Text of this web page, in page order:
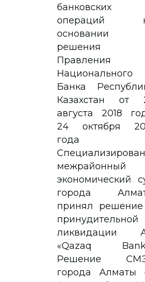
банковских
операций
основании
решения
Правления
Национального
Банка
Казахстан от
августа 2018
24 октября
года
межрайонный
экономический
города
принял
принудительной
ликвидации
«Qazaq
Решение
города Алматы